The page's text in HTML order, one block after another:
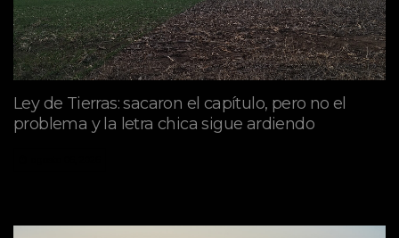
Ley de Tierras: sacaron el capítulo, pero no el
problema y la letra chica sigue ardiendo